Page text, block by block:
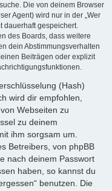
Die von deinem Browser
Agent) wird nur in der „Wer
dauerhaft gespeichert.
des Boards, dass weitere
dein Abstimmungsverhalten
Beiträgen oder explizit
(Hash)
wird dir empfohlen,
Webseiten zu
zu deinem
ihm sorgsam um.
Betreibers, von phpBB
nach deinem Passwort
haben, so kannst du
benutzen. Die